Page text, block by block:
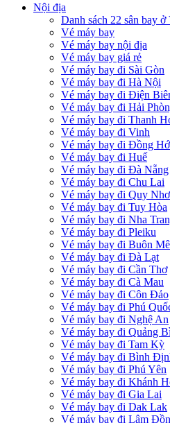
Nội địa
Danh sách 22 sân bay
Vé máy bay
Vé máy bay nội địa
Vé máy bay giá rẻ
Vé máy bay đi Sài Gòn
Vé máy bay đi Hà Nội
Vé máy bay đi Điện
Vé máy bay đi Hải
Vé máy bay đi Thanh
Vé máy bay đi Vinh
Vé máy bay đi Đồng
Vé máy bay đi Huế
Vé máy bay đi Đà Nẵng
Vé máy bay đi Chu Lai
Vé máy bay đi Quy
Vé máy bay đi Tuy Hòa
Vé máy bay đi Nha
Vé máy bay đi Pleiku
Vé máy bay đi Buôn
Vé máy bay đi Đà Lạt
Vé máy bay đi Cần Thơ
Vé máy bay đi Cà Mau
Vé máy bay đi Côn Đảo
Vé máy bay đi Phú
Vé máy bay đi Nghệ An
Vé máy bay đi Quảng
Vé máy bay đi Tam Kỳ
Vé máy bay đi Bình
Vé máy bay đi Phú Yên
Vé máy bay đi Khánh
Vé máy bay đi Gia Lai
Vé máy bay đi Dak Lak
Vé máy bay đi Lâm